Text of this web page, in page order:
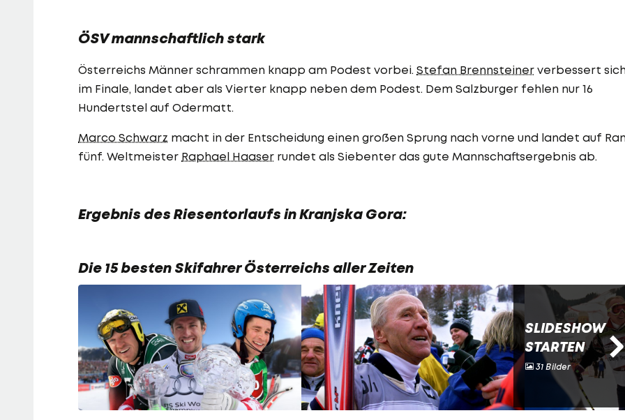
ÖSV mannschaftlich stark
Österreichs Männer schrammen knapp am Podest vorbei. Stefan Brennsteiner verbessert
im Finale, landet aber als Vierter knapp neben dem Podest. Dem Salzburger fehlen nur 16
Hundertstel auf Odermatt.
Marco Schwarz macht in der Entscheidung einen großen Sprung nach vorne und landet auf
fünf. Weltmeister Raphael Haaser rundet als Siebenter das gute Mannschaftsergebnis ab.
Ergebnis des Riesentorlaufs in Kranjska Gora:
Die 15 besten Skifahrer Österreichs aller Zeiten
SLIDESHOW
STARTEN
31 Bilder